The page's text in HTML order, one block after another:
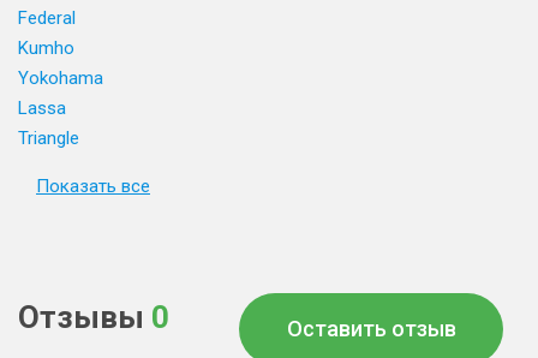
Federal
Kumho
Yokohama
Lassa
Triangle
Показать все
Отзывы 0 Оставить отзыв